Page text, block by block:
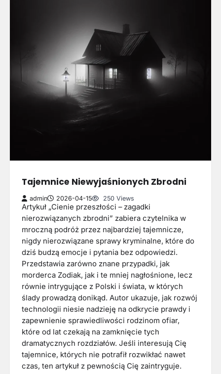
Tajemnice Niewyjaśnionych Zbrodni
admin 2026-04-15 250 Views
Artykuł „Cienie przeszłości – zagadki
nierozwiązanych zbrodni” zabiera czytelnika w
mroczną podróż przez najbardziej tajemnicze,
nigdy nierozwiązane sprawy kryminalne, które do
dziś budzą emocje i pytania bez odpowiedzi.
Przedstawia zarówno znane przypadki, jak
morderca Zodiak, jak i te mniej nagłośnione, lecz
równie intrygujące z Polski i świata, w których
ślady prowadzą donikąd. Autor ukazuje, jak rozwój
technologii niesie nadzieję na odkrycie prawdy i
zapewnienie sprawiedliwości rodzinom ofiar,
które od lat czekają na zamknięcie tych
dramatycznych rozdziałów. Jeśli interesują Cię
tajemnice, których nie potrafił rozwikłać nawet
czas, ten artykuł z pewnością Cię zaintryguje.